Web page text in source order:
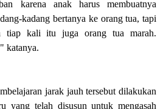
karena anak harus membuatnya
kadang bertanya ke orang tua, tapi
tiap kali itu juga orang tua marah.
katanya.
jarak jauh tersebut dilakukan
yang telah disusun untuk mengasah